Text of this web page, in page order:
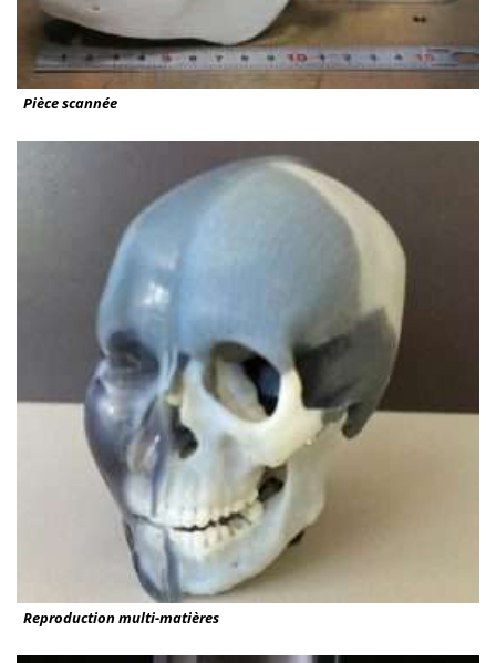
Pièce scannée
Reproduction multi-matières